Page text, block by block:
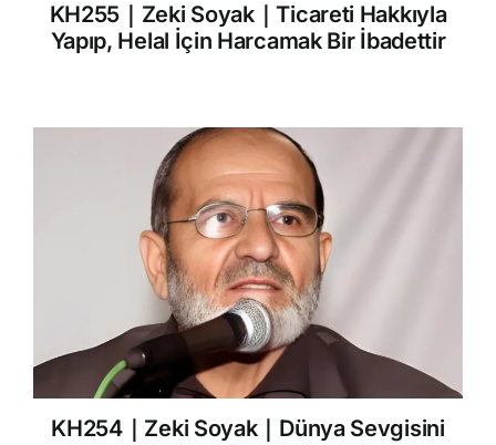
KH255｜Zeki Soyak｜Ticareti Hakkıyla
Yapıp, Helal İçin Harcamak Bir İbadettir
KH254｜Zeki Soyak｜Dünya Sevgisini